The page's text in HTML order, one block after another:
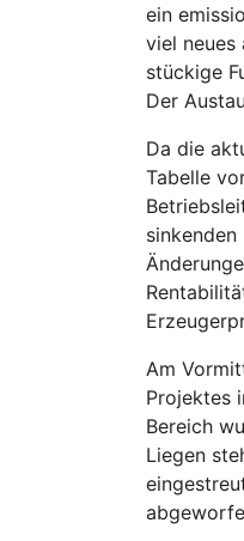
ein
viel neues
stückige
Der
Da die
Tabelle
Am
Projektes
Bereich
Liegen